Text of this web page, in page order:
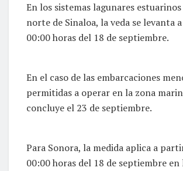
En los sistemas lagunares
norte de Sinaloa, la veda se levanta
00:00 horas del 18 de septiembre.
En el caso de las embarcaciones
permitidas a operar en la zona
concluye el 23 de septiembre.
Para Sonora, la medida aplica a
00:00 horas del 18 de septiembre en